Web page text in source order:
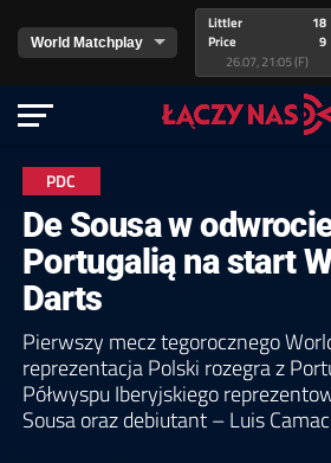
Littler
Price
18
9
26.07, 21:05 (F)
PDC
De Sousa w
Portugalią na start
Darts
Pierwszy mecz tegorocznego
reprezentacja Polski rozegra z
Półwyspu Iberyjskiego
Sousa oraz debiutant – Luis